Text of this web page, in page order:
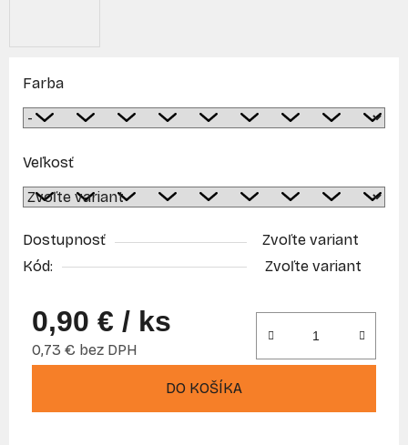
Farba
Veľkosť
Dostupnosť
Zvoľte variant
Kód:
Zvoľte variant
0,90 € / ks
0,73 € bez DPH
DO KOŠÍKA